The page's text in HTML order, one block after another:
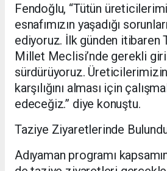
Fendoğlu, “Tütün
esnafımızın yaşadığı
ediyoruz. İlk günden itibaren
Millet Meclisi’nde gerekli
sürdürüyoruz.
karşılığını alması için
edeceğiz.” diye konuştu.
Taziye Ziyaretlerinde
Adıyaman programı